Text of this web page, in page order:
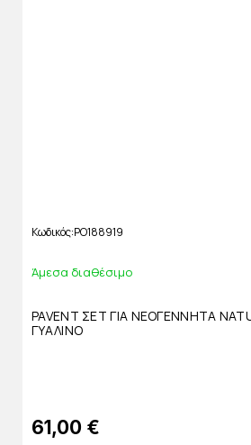
Κωδικός PO188919
Άμεσα διαθέσιμο
PAVENT ΣΕΤ ΓΙΑ ΝΕΟΓΕΝΝΗΤΑ
ΓΥΑΛΙΝΟ
61,00 €